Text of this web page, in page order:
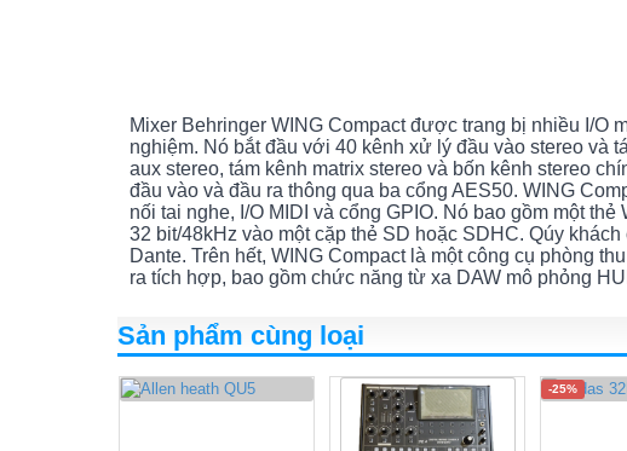
Mixer Behringer WING Compact được trang bị nhiều I/O
nghiệm. Nó bắt đầu với 40 kênh xử lý đầu vào stereo và
aux stereo, tám kênh matrix stereo và bốn kênh stereo
đầu vào và đầu ra thông qua ba cổng AES50. WING
nối tai nghe, I/O MIDI và cổng GPIO. Nó bao gồm một
32 bit/48kHz vào một cặp thẻ SD hoặc SDHC. Qúy
Dante. Trên hết, WING Compact là một công cụ phòng
ra tích hợp, bao gồm chức năng từ xa DAW mô phỏng
Sản phẩm cùng loại
-25%